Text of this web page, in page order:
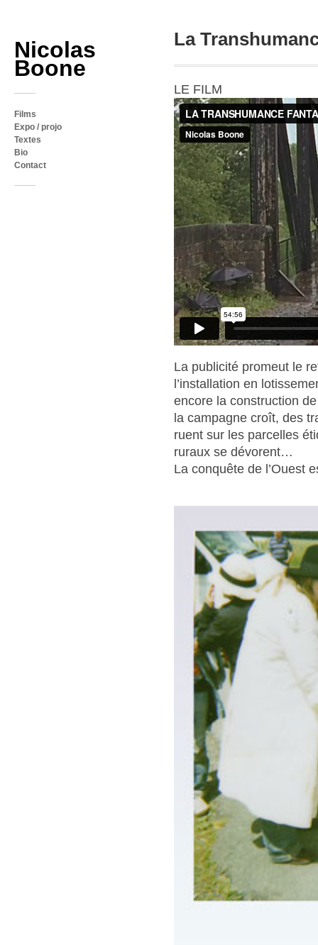
Nicolas
Boone
Films
Expo / projo
Textes
Bio
Contact
La
LE FILM
La publicité promeut le
l’installation en
encore la construction
la campagne croît, des
ruent sur les parcelles
ruraux se dévorent…
La conquête de l’Ouest